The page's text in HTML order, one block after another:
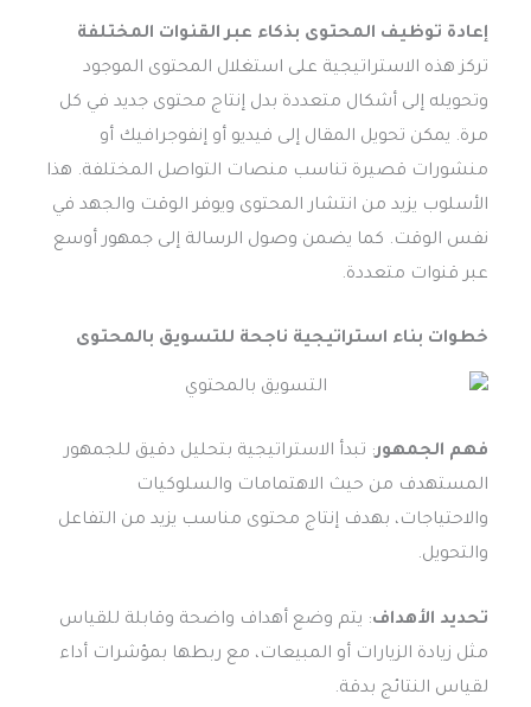
إعادة توظيف المحتوى بذكاء عبر القنوات المختلفة
تركز هذه الاستراتيجية على استغلال المحتوى الموجود
وتحويله إلى أشكال متعددة بدل إنتاج محتوى جديد في كل
مرة. يمكن تحويل المقال إلى فيديو أو إنفوجرافيك أو
منشورات قصيرة تناسب منصات التواصل المختلفة. هذا
الأسلوب يزيد من انتشار المحتوى ويوفر الوقت والجهد في
نفس الوقت. كما يضمن وصول الرسالة إلى جمهور أوسع
عبر قنوات متعددة.
خطوات بناء استراتيجية ناجحة للتسويق بالمحتوى
فهم الجمهور: تبدأ الاستراتيجية بتحليل دقيق للجمهور
المستهدف من حيث الاهتمامات والسلوكيات
والاحتياجات، بهدف إنتاج محتوى مناسب يزيد من التفاعل
والتحويل.
تحديد الأهداف: يتم وضع أهداف واضحة وقابلة للقياس
مثل زيادة الزيارات أو المبيعات، مع ربطها بمؤشرات أداء
لقياس النتائج بدقة.